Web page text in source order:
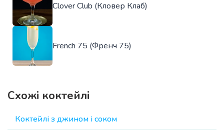
Clover Club (Кловер Клаб)
French 75 (Френч 75)
Схожі коктейлі
Коктейлі з джином і соком